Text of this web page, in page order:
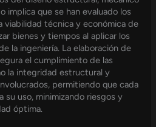
implica que se han evaluado los
viabilidad técnica y económica de
bienes y tiempos al aplicar los
la ingeniería. La elaboración de
el cumplimiento de las
la integridad estructural y
permitiendo que cada
su uso, minimizando riesgos y
óptima.